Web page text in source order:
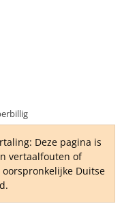
NL
Deze pagina is
vertaalfouten of
Duitse